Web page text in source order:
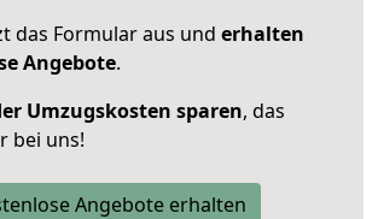
das Formular aus und erhalten
Angebote.
Umzugskosten sparen, das
bei uns!
Angebote erhalten